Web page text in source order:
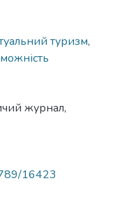
туризм,
журнал,
16423